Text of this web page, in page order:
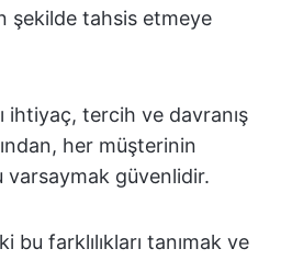
şekilde tahsis etmeye
ihtiyaç, tercih ve davranış
her müşterinin
varsaymak güvenlidir.
bu farklılıkları tanımak ve